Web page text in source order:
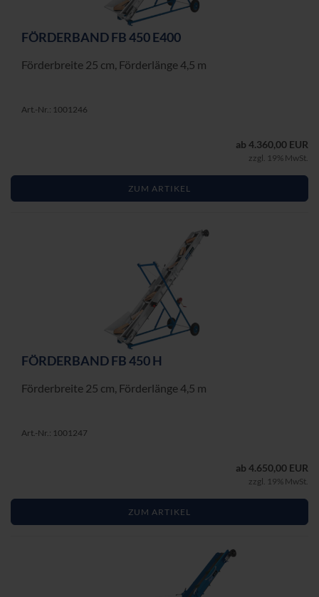
FÖR­DER­BAND FB 450 E400
För­der­brei­te 25 cm, För­der­län­ge 4,5 m
Art.-Nr.: 1001246
ab 4.360,00 EUR
zzgl. 19% MwSt.
ZUM ARTIKEL
FÖR­DER­BAND FB 450 H
För­der­brei­te 25 cm, För­der­län­ge 4,5 m
Art.-Nr.: 1001247
ab 4.650,00 EUR
zzgl. 19% MwSt.
ZUM ARTIKEL